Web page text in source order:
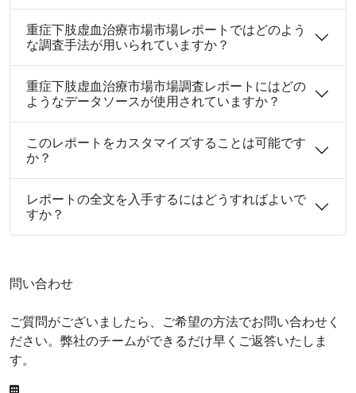
重症下肢虚血治療市場市場レポートではどのよう
な調査手法が用いられていますか？
重症下肢虚血治療市場市場調査レポートにはどの
ようなデータソースが使用されていますか？
このレポートをカスタマイズすることは可能です
か？
レポートの全文を入手するにはどうすればよいで
すか？
問い合わせ
ご質問がございましたら、ご希望の方法でお問い合わせく
ださい。弊社のチームができるだけ早くご返答いたしま
す。